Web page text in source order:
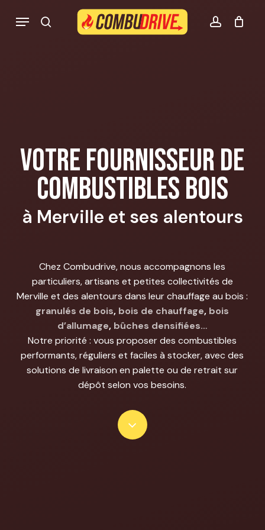
search account
Menu
Mon panier Combudrive CLOSE
Votre fournisseur de
combustibles bois
à Merville et ses alentours
Chez Combudrive, nous accompagnons les
particuliers, artisans et petites collectivités de
Merville et des alentours dans leur chauffage au bois :
granulés de bois, bois de chauffage, bois
d’allumage, bûches densifiées…
Notre priorité : vous proposer des combustibles
performants, réguliers et faciles à stocker, avec des
solutions de livraison en palette ou de retrait sur
dépôt selon vos besoins.
Navigate